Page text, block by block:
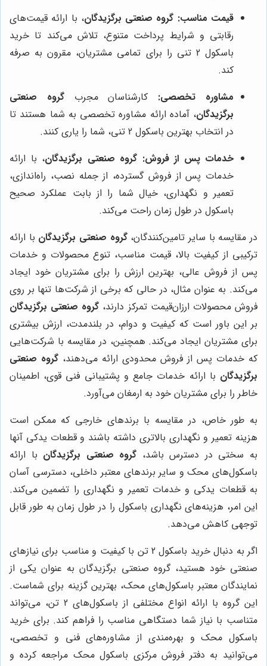
قیمت مناسب: گروه صنعتی برگزیدگان، با ارائه قیمت‌های
رقابتی و شرایط پرداخت متنوع، تلاش می‌کند تا خرید
باسکول 2 تنی را برای تمامی مشتریان، مقرون به صرفه
کند.
مشاوره تخصصی: کارشناسان مجربگروه صنعتی
برگزیدگان، آماده ارائه مشاوره تخصصی به شما هستند تا
در انتخاب بهترین باسکول 2 تنی، شما را یاری کنند.
خدمات پس از فروش: گروه صنعتی برگزیدگان، با ارائه
خدمات پس از فروش گسترده، از جمله نصب، راه‌اندازی،
تعمیر و نگهداری، خیال شما را از بابت عملکرد صحیح
باسکول در طول زمان راحت می‌کند.
در مقایسه با سایر تامین‌کنندگان،گروه صنعتی برگزیدگان با ارائه
ترکیبی از کیفیت بالا، قیمت مناسب، تنوع محصولات و خدمات
پس از فروش عالی، بهترین ارزش را برای مشتریان خود ایجاد
می‌کند. به عنوان مثال، در حالی که برخی از شرکت‌ها تنها بر روی
فروش محصولات ارزان‌قیمت تمرکز دارند، گروه صنعتی برگزیدگان
بر این باور است که کیفیت و دوام، در بلندمدت، ارزش بیشتری
برای مشتریان ایجاد می‌کند. همچنین، در مقایسه با شرکت‌هایی
که خدمات پس از فروش محدودی ارائه می‌دهند، گروه صنعتی
برگزیدگان با ارائه خدمات جامع و پشتیبانی فنی قوی، اطمینان
خاطر را برای مشتریان خود به ارمغان می‌آورد.
به طور خاص، در مقایسه با برندهای خارجی که ممکن است
هزینه تعمیر و نگهداری بالاتری داشته باشند و قطعات یدکی آنها
به سختی در دسترس باشد، گروه صنعتی برگزیدگان با ارائه
باسکول‌های محک و سایر برندهای معتبر داخلی، دسترسی آسان
به قطعات یدکی و خدمات تعمیر و نگهداری را تضمین می‌کند.
این امر، هزینه‌های نگهداری باسکول را در طول زمان به طور قابل
توجهی کاهش می‌دهد.
اگر به دنبال خرید باسکول 2 تن با کیفیت و مناسب برای نیازهای
صنعتی خود هستید، گروه صنعتی برگزیدگان به عنوان یکی از
نمایندگان معتبر باسکول‌های محک، بهترین گزینه برای شماست.
این گروه با ارائه انواع مختلفی از باسکول‌های 2 تن، می‌تواند
متناسب با نیاز شما دستگاهی مناسب را فراهم کند. برای خرید
باسکول محک و بهره‌مندی از مشاوره‌های فنی و تخصصی،
می‌توانید به دفتر فروش مرکزی باسکول محک مراجعه کرده و